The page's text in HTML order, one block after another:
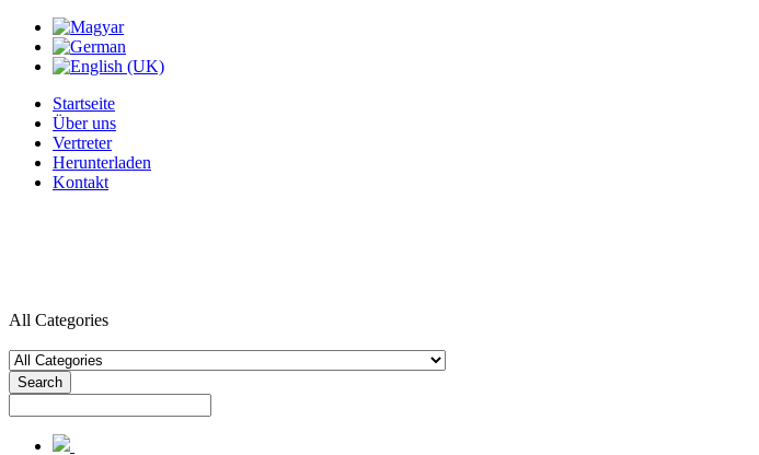
Startseite
Über uns
Vertreter
Herunterladen
Kontakt
All Categories
Search